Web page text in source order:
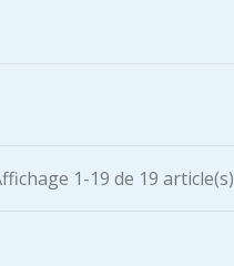
1-19 de 19 article(s)